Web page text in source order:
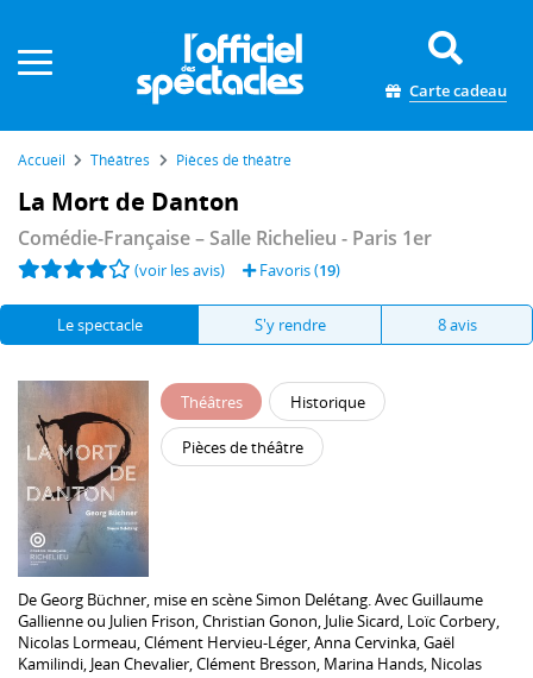
Carte cadeau
Accueil Théâtres Pièces de théâtre
La Mort de Danton
Comédie-Française – Salle Richelieu - Paris 1er
(voir les avis) Favoris (19)
Le spectacle S'y rendre 8 avis
Théâtres Historique
Pièces de théâtre
DeGeorg Büchner , mise en scèneSimon Delétang . AvecGuillaume
Gallienneou Julien Frison Christian Gonon Julie Sicard Loïc Corbery
Nicolas Lormeau Clément Hervieu-Léger Anna Cervinka Gaël
Kamilindi Jean Chevalier Clément Bresson Marina Hands Nicolas